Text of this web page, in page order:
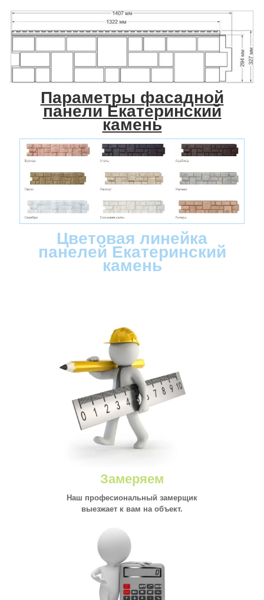
Параметры фасадной
панели Екатеринский
камень
Цветовая линейка
панелей Екатеринский
камень
Замеряем
Наш професиональный замерщик
выезжает к вам на объект.